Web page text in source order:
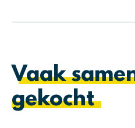
Vaak
gekocht